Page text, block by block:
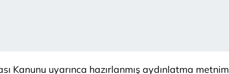
Kanunu uyarınca hazırlanmış aydınlatma